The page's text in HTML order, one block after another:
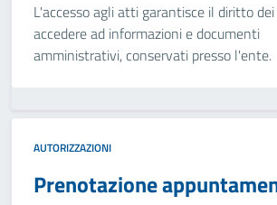
L'accesso agli atti garantisce il diritto
accedere ad informazioni e documenti
amministrativi, conservati presso l'ente.
AUTORIZZAZIONI
Prenotazione